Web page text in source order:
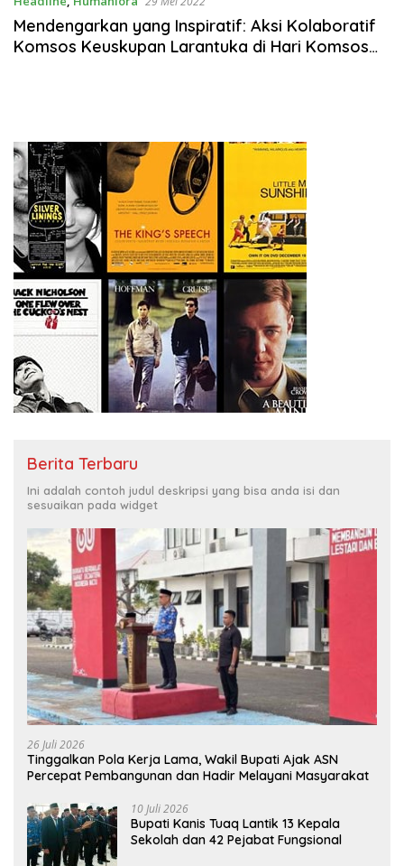
Mendengarkan yang Inspiratif: Aksi Kolaboratif
Komsos Keuskupan Larantuka di Hari Komsos
Berita Terbaru
Ini adalah contoh judul deskripsi yang bisa anda isi dan
sesuaikan pada widget
26 Juli 2026
Tinggalkan Pola Kerja Lama, Wakil Bupati Ajak ASN
Percepat Pembangunan dan Hadir Melayani Masyarakat
10 Juli 2026
Bupati Kanis Tuaq Lantik 13 Kepala
Sekolah dan 42 Pejabat Fungsional